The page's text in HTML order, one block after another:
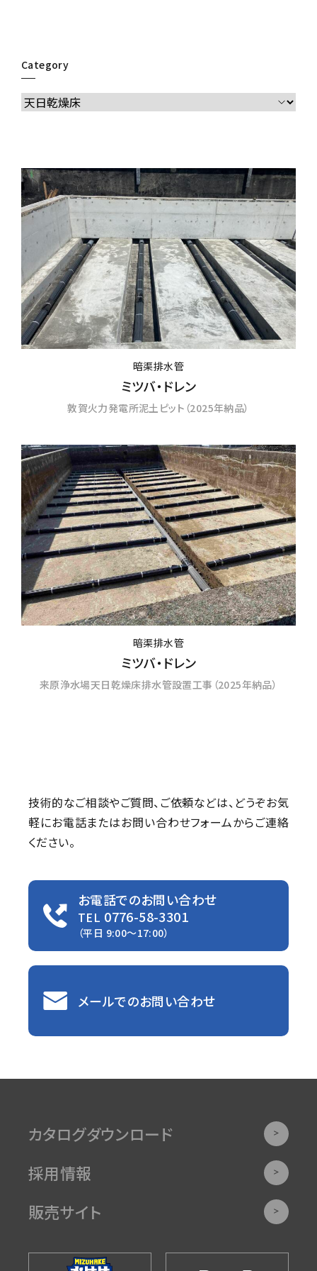
Category
暗渠排水管
ミツバ・ドレン
敦賀火力発電所泥土ピット（2025年納品）
暗渠排水管
ミツバ・ドレン
来原浄水場天日乾燥床排水管設置工事（2025年納品）
技術的なご相談やご質問、ご依頼などは、 どうぞお気
軽にお電話またはお問い合わせフォームからご連絡
ください。
お電話でのお問い合わせ
TEL 0776-58-3301
（平日 9:00〜17:00）
メールでのお問い合わせ
カタログダウンロード
採用情報
販売サイト